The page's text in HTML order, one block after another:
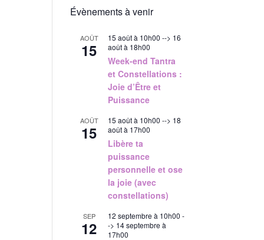
Évènements à venir
AOÛT
15
15 août à 10h00 --> 16
août à 18h00
Week-end Tantra
et Constellations :
Joie d’Être et
Puissance
AOÛT
15
15 août à 10h00 --> 18
août à 17h00
Libère ta
puissance
personnelle et ose
la joie (avec
constellations)
SEP
12
12 septembre à 10h00 -
-> 14 septembre à
17h00